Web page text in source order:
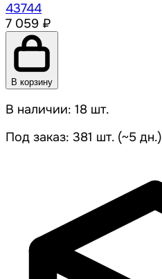
43744
7 059 ₽
В корзину
В наличии: 18 шт.
Под заказ: 381 шт. (~5 дн.)